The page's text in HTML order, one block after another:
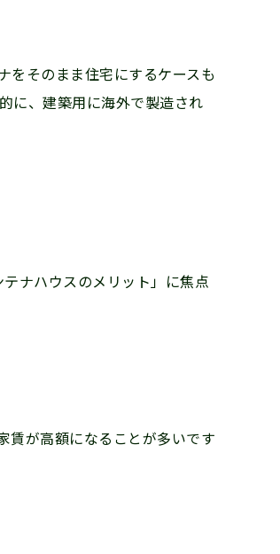
をそのまま住宅にするケースも
に、建築用に海外で製造され
ナハウスのメリット」に焦点
賃が高額になることが多いです